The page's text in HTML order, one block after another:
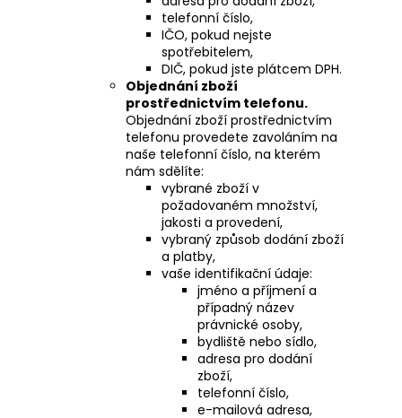
telefonní číslo,
IČO, pokud nejste
spotřebitelem,
DIČ, pokud jste plátcem DPH.
Objednání zboží
prostřednictvím telefonu.
Objednání zboží prostřednictvím
telefonu provedete zavoláním na
naše telefonní číslo, na kterém
nám sdělíte:
vybrané zboží v
požadovaném množství,
jakosti a provedení,
vybraný způsob dodání zboží
a platby,
vaše identifikační údaje:
jméno a příjmení a
případný název
právnické osoby,
bydliště nebo sídlo,
adresa pro dodání
zboží,
telefonní číslo,
e-mailová adresa,